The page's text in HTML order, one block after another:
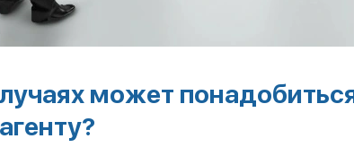
может